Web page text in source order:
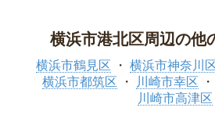
横浜市港北区周辺の他
横浜市鶴見区 横浜市神奈川
横浜市都筑区
川崎市幸区
川崎市高津区